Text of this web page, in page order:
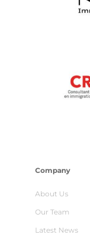
Company
About Us
Our Team
Latest News